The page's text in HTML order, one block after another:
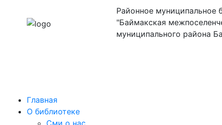
Районное муниципальное
"Баймакская
муниципального района
Главная
О библиотеке
Сми о нас